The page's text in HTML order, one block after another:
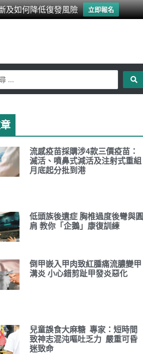
及如何降低復發風險 立即報名
流感疫苗採購涉4款三價疫苗：
滅活、噴鼻式減活及注射式重組
月底起分批到港
低頭族後遺症 胸椎過度後彎與圓
肩 教你「企鵝」康復訓練
倒甲嵌入甲肉致紅腫痛流膿變甲
溝炎 小心錯剪趾甲發炎惡化
兒童誤食大麻糖 專家：短時間
致神志混沌嘔吐乏力 嚴重可昏
迷致命